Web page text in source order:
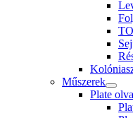
Műszerek
Plate